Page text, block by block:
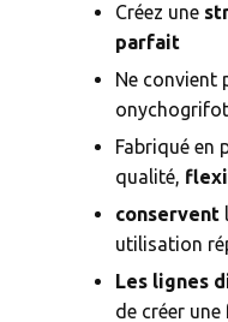
Créez une
parfait
Ne convient
Fabriqué en
qualité,
conservent
utilisation
Les lignes
de créer